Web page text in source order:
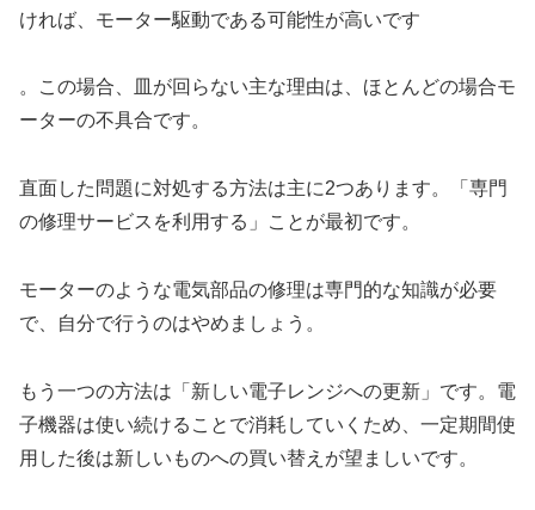
ければ、モーター駆動である可能性が高いです
。この場合、皿が回らない主な理由は、ほとんどの場合モ
ーターの不具合です。
直面した問題に対処する方法は主に2つあります。「専門
の修理サービスを利用する」ことが最初です。
モーターのような電気部品の修理は専門的な知識が必要
で、自分で行うのはやめましょう。
もう一つの方法は「新しい電子レンジへの更新」です。電
子機器は使い続けることで消耗していくため、一定期間使
用した後は新しいものへの買い替えが望ましいです。